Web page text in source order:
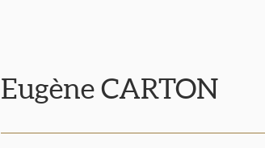
Eugène CARTON